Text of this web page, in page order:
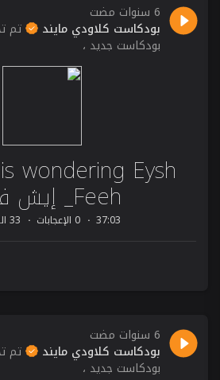
6 سنوات مضت
بودكاست كلاودي مايند تم
بودكاست جديد ،
wondering Eysh
Feeh_ إيش فيه؟.
37:03 0 الإعجابات 33 التشغيلات
6 سنوات مضت
بودكاست كلاودي مايند تم
بودكاست جديد ،